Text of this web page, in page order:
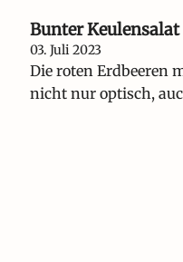
Bunter Keulensalat
03. Juli 2023
Die roten Erdbeeren
nicht nur optisch,